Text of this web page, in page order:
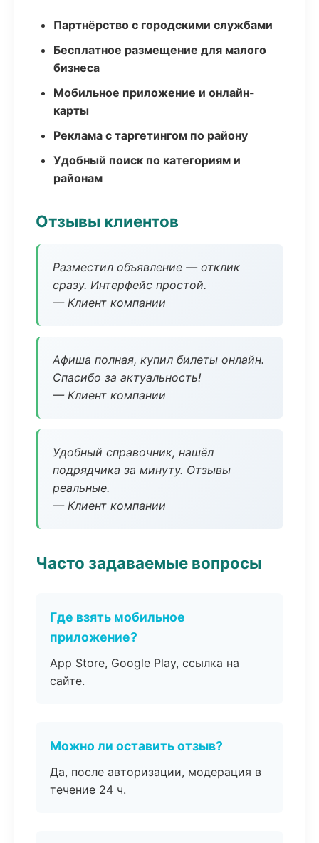
Партнёрство с городскими службами
Бесплатное размещение для малого
бизнеса
Мобильное приложение и онлайн-
карты
Реклама с таргетингом по району
Удобный поиск по категориям и
районам
Отзывы клиентов
Разместил объявление — отклик
сразу. Интерфейс простой.
— Клиент компании
Афиша полная, купил билеты онлайн.
Спасибо за актуальность!
— Клиент компании
Удобный справочник, нашёл
подрядчика за минуту. Отзывы
реальные.
— Клиент компании
Часто задаваемые вопросы
Где взять мобильное
приложение?
App Store, Google Play, ссылка на
сайте.
Можно ли оставить отзыв?
Да, после авторизации, модерация в
течение 24 ч.